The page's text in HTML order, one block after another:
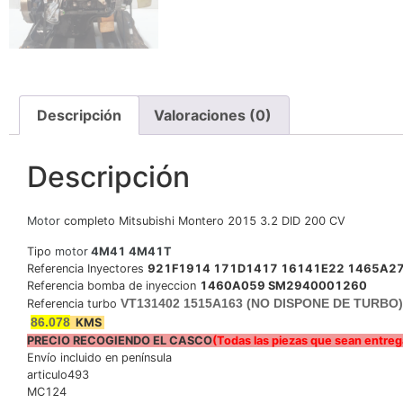
Descripción Valoraciones (0)
Descripción
Motor completo Mitsubishi Montero 2015 3.2 DID 200 CV
Tipo motor 4M41 4M41T
Referencia Inyectores 921F1914 171D1417 16141E22
Referencia bomba de inyeccion 1460A059 SM2940001260
Referencia turbo VT131402 1515A163 (NO DISPONE DE TURBO)
86.078 KMS
PRECIO RECOGIENDO EL CASCO(Todas las piezas que sean
Envío incluido en península
articulo493
MC124